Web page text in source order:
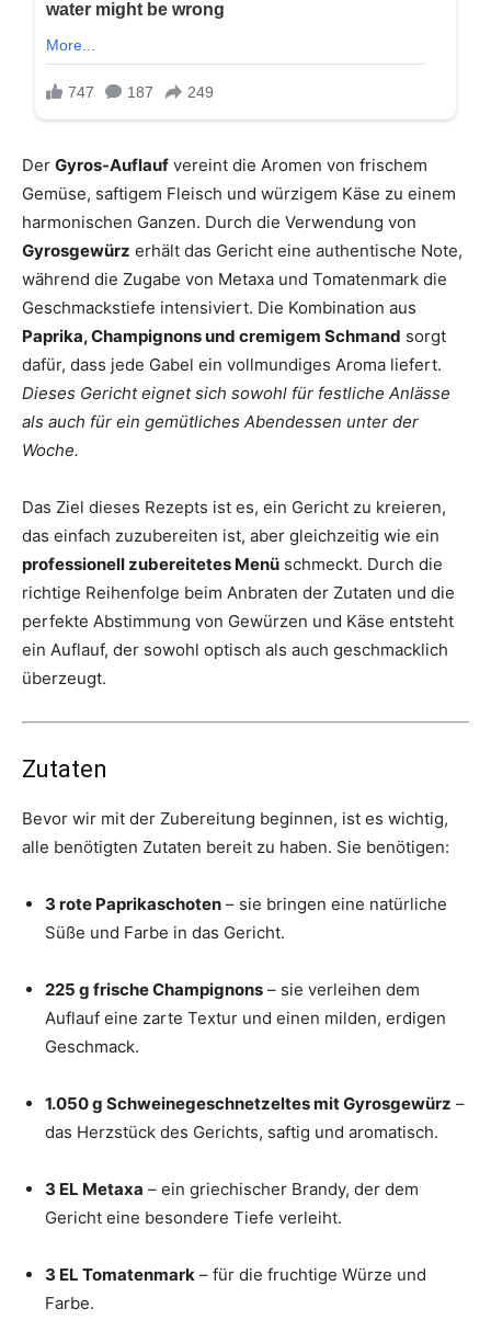
Der Gyros-Auflauf vereint die Aromen von frischem
Gemüse, saftigem Fleisch und würzigem Käse zu einem
harmonischen Ganzen. Durch die Verwendung von
Gyrosgewürz erhält das Gericht eine authentische Note,
während die Zugabe von Metaxa und Tomatenmark die
Geschmackstiefe intensiviert. Die Kombination aus
Paprika, Champignons und cremigem Schmand sorgt
dafür, dass jede Gabel ein vollmundiges Aroma liefert.
Dieses Gericht eignet sich sowohl für festliche Anlässe
als auch für ein gemütliches Abendessen unter der
Woche.
Das Ziel dieses Rezepts ist es, ein Gericht zu kreieren,
das einfach zuzubereiten ist, aber gleichzeitig wie ein
professionell zubereitetes Menü schmeckt. Durch die
richtige Reihenfolge beim Anbraten der Zutaten und die
perfekte Abstimmung von Gewürzen und Käse entsteht
ein Auflauf, der sowohl optisch als auch geschmacklich
überzeugt.
Zutaten
Bevor wir mit der Zubereitung beginnen, ist es wichtig,
alle benötigten Zutaten bereit zu haben. Sie benötigen:
3 rote Paprikaschoten – sie bringen eine natürliche
Süße und Farbe in das Gericht.
225 g frische Champignons – sie verleihen dem
Auflauf eine zarte Textur und einen milden, erdigen
Geschmack.
1.050 g Schweinegeschnetzeltes mit Gyrosgewürz –
das Herzstück des Gerichts, saftig und aromatisch.
3 EL Metaxa – ein griechischer Brandy, der dem
Gericht eine besondere Tiefe verleiht.
3 EL Tomatenmark – für die fruchtige Würze und
Farbe.